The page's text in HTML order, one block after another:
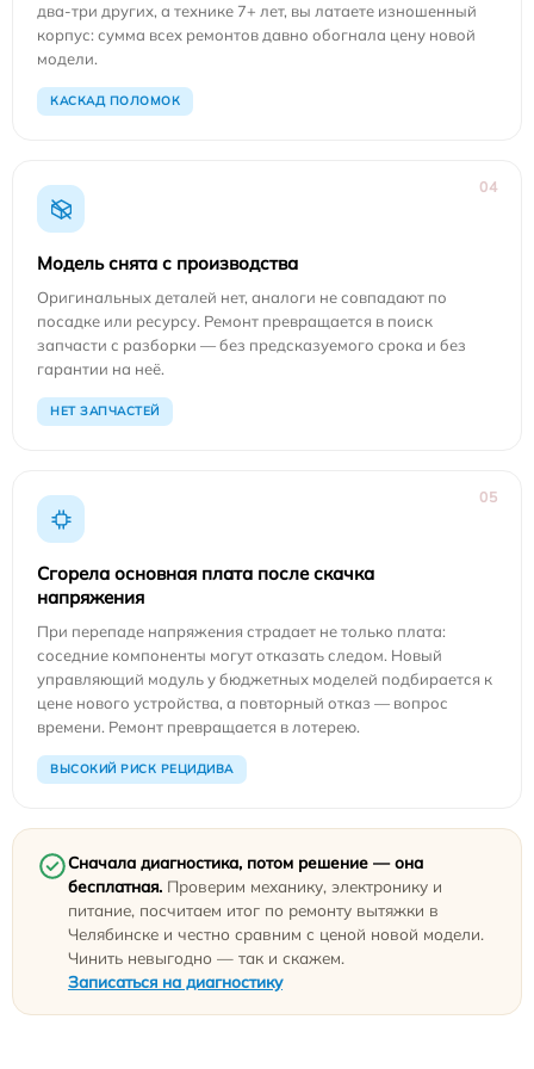
два-три других, а технике 7+ лет, вы латаете изношенный
корпус: сумма всех ремонтов давно обогнала цену новой
модели.
КАСКАД ПОЛОМОК
04
Модель снята с производства
Оригинальных деталей нет, аналоги не совпадают по
посадке или ресурсу. Ремонт превращается в поиск
запчасти с разборки — без предсказуемого срока и без
гарантии на неё.
НЕТ ЗАПЧАСТЕЙ
05
Сгорела основная плата после скачка
напряжения
При перепаде напряжения страдает не только плата:
соседние компоненты могут отказать следом. Новый
управляющий модуль у бюджетных моделей подбирается к
цене нового устройства, а повторный отказ — вопрос
времени. Ремонт превращается в лотерею.
ВЫСОКИЙ РИСК РЕЦИДИВА
Сначала диагностика, потом решение — она
бесплатная. Проверим механику, электронику и
питание, посчитаем итог по ремонту вытяжки в
Челябинске и честно сравним с ценой новой модели.
Чинить невыгодно — так и скажем.
Записаться на диагностику